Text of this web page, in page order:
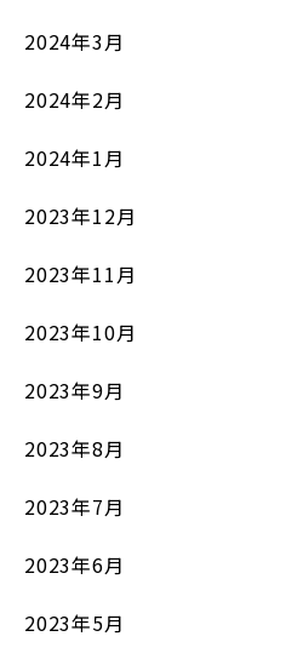
2024年3月
2024年2月
2024年1月
2023年12月
2023年11月
2023年10月
2023年9月
2023年8月
2023年7月
2023年6月
2023年5月